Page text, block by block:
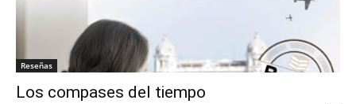
Reseñas
Los compases del tiempo